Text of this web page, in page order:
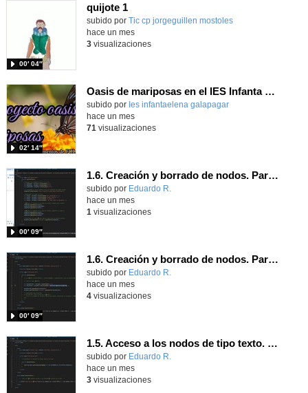
quijote 1
subido por Tic cp jorgeguillen mostoles
00′ 04″
-
hace un mes
3visualizaciones
Oasis de mariposas en el IES Infanta Elena
subido por Ies infantaelena galapagar
02′ 14″
-
hace un mes
71 visualizaciones
1.6. Creación y borrado de nodos. Parte 2.
Contenido educativo.
subido por Eduardo R.
00′ 09″
hace un mes
1 visualizaciones
1.6. Creación y borrado de nodos. Parte 1.
Contenido educativo.
subido por Eduardo R.
00′ 09″
hace un mes
4visualizaciones
1.5. Acceso a los nodos de tipo texto. Parte 2.
Contenido educativo.
subido por Eduardo R.
hace un mes
3visualizaciones